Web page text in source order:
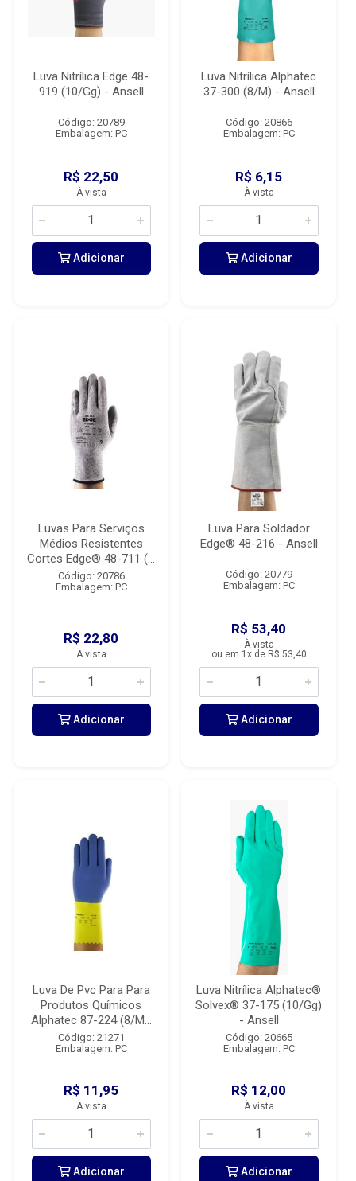
Luva Nitrílica Edge 48-
919 (10/Gg) - Ansell
Código: 20789
Embalagem: PC
R$ 22,50
À vista
Adicionar
Luva Nitrílica Alphatec
37-300 (8/M) - Ansell
Código: 20866
Embalagem: PC
R$ 6,15
À vista
Adicionar
Luvas Para Serviços
Médios Resistentes
Cortes Edge® 48-711 (...
Código: 20786
Embalagem: PC
R$ 22,80
À vista
Adicionar
Luva Para Soldador
Edge® 48-216 - Ansell
Código: 20779
Embalagem: PC
R$ 53,40
À vista
ou em 1x de R$ 53,40
Adicionar
Luva De Pvc Para Para
Produtos Químicos
Alphatec 87-224 (8/M...
Código: 21271
Embalagem: PC
R$ 11,95
À vista
Adicionar
Luva Nitrílica Alphatec®
Solvex® 37-175 (10/Gg)
- Ansell
Código: 20665
Embalagem: PC
R$ 12,00
À vista
Adicionar